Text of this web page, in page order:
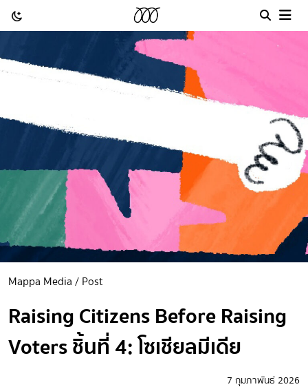
Mappa Media / Post
Raising Citizens Before Raising
Voters ชิ้นที่ 4: โซเชียลมีเดีย
7 กุมภาพันธ์ 2026